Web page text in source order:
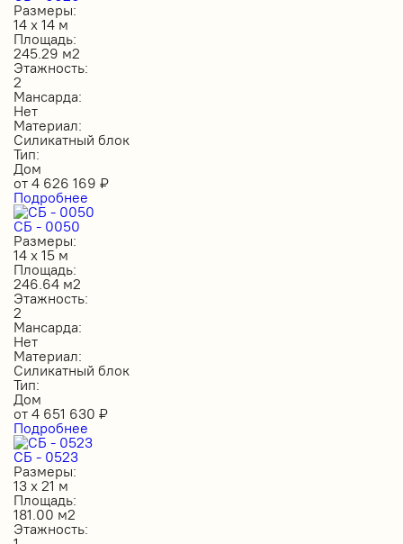
Размеры:
14 х 14 м
Площадь:
245.29 м2
Этажность:
2
Мансарда:
Нет
Материал:
Силикатный блок
Тип:
Дом
от 4 626 169 ₽
Подробнее
СБ - 0050
Размеры:
14 х 15 м
Площадь:
246.64 м2
Этажность:
2
Мансарда:
Нет
Материал:
Силикатный блок
Тип:
Дом
от 4 651 630 ₽
Подробнее
СБ - 0523
Размеры:
13 х 21 м
Площадь:
181.00 м2
Этажность: